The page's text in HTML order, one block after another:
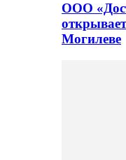
ООО
Могилеве